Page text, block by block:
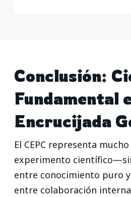
Conclusión:
Fundamental
Encrucijada
El CEPC representa
experimento
entre conocimiento puro
entre colaboración